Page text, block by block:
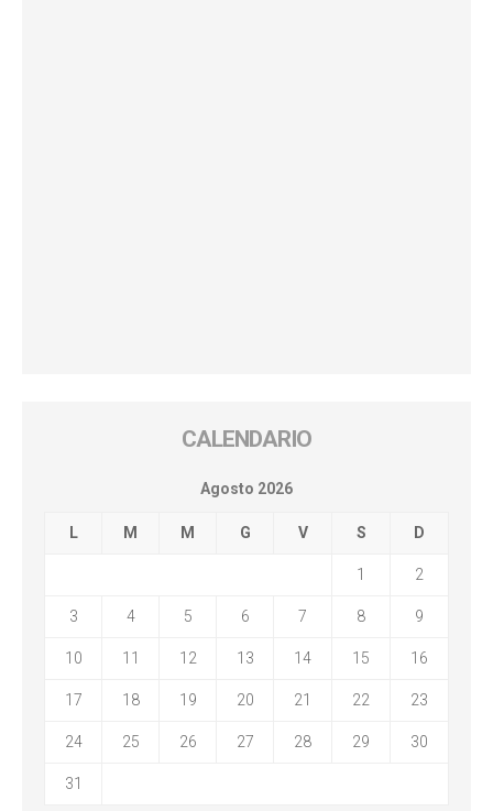
CALENDARIO
Agosto 2026
L M M G V S D
1 2
3 4 5 6 7 8 9
10 11 12 13 14 15 16
17 18 19 20 21 22 23
24 25 26 27 28 29 30
31